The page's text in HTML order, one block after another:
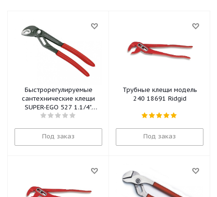
Быстрорегулируемые
сантехнические клещи
SUPER-EGO 527 1.1/4",
длина 10"
Под заказ
Трубные клещи модель
240 18691 Ridgid
Под заказ